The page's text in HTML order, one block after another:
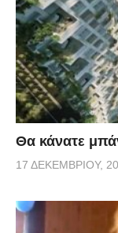
Θα κάνατε
17 ΔΕΚΕΜΒΡΊΟΥ,